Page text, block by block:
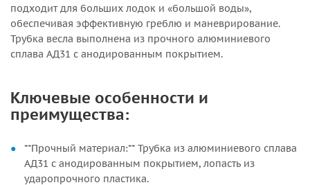
подходит для больших лодок и «большой воды»,
обеспечивая эффективную греблю и маневрирование.
Трубка весла выполнена из прочного алюминиевого
сплава АД31 с анодированным покрытием.
Ключевые особенности и
преимущества:
**Прочный материал:** Трубка из алюминиевого сплава
АД31 с анодированным покрытием, лопасть из
ударопрочного пластика.